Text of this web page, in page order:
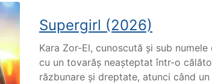
Supergirl (2026)
Kara Zor-El, cunoscută și sub
cu un tovarăș neașteptat într-o
răzbunare și dreptate, atunci când